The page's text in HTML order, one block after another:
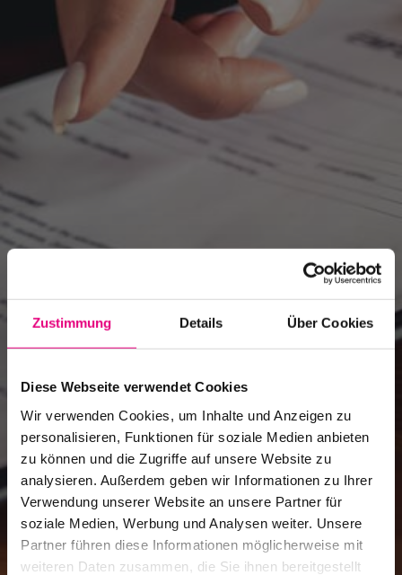
Zustimmung Details Über Cookies
Diese Webseite verwendet Cookies
Wir verwenden Cookies, um Inhalte und Anzeigen zu
personalisieren, Funktionen für soziale Medien anbieten
zu können und die Zugriffe auf unsere Website zu
analysieren. Außerdem geben wir Informationen zu Ihrer
Verwendung unserer Website an unsere Partner für
soziale Medien, Werbung und Analysen weiter. Unsere
Partner führen diese Informationen möglicherweise mit
weiteren Daten zusammen, die Sie ihnen bereitgestellt
Jobs
Festivalatmosphäre von Enjoy Jazz aktiv